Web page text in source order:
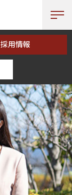
採用情報